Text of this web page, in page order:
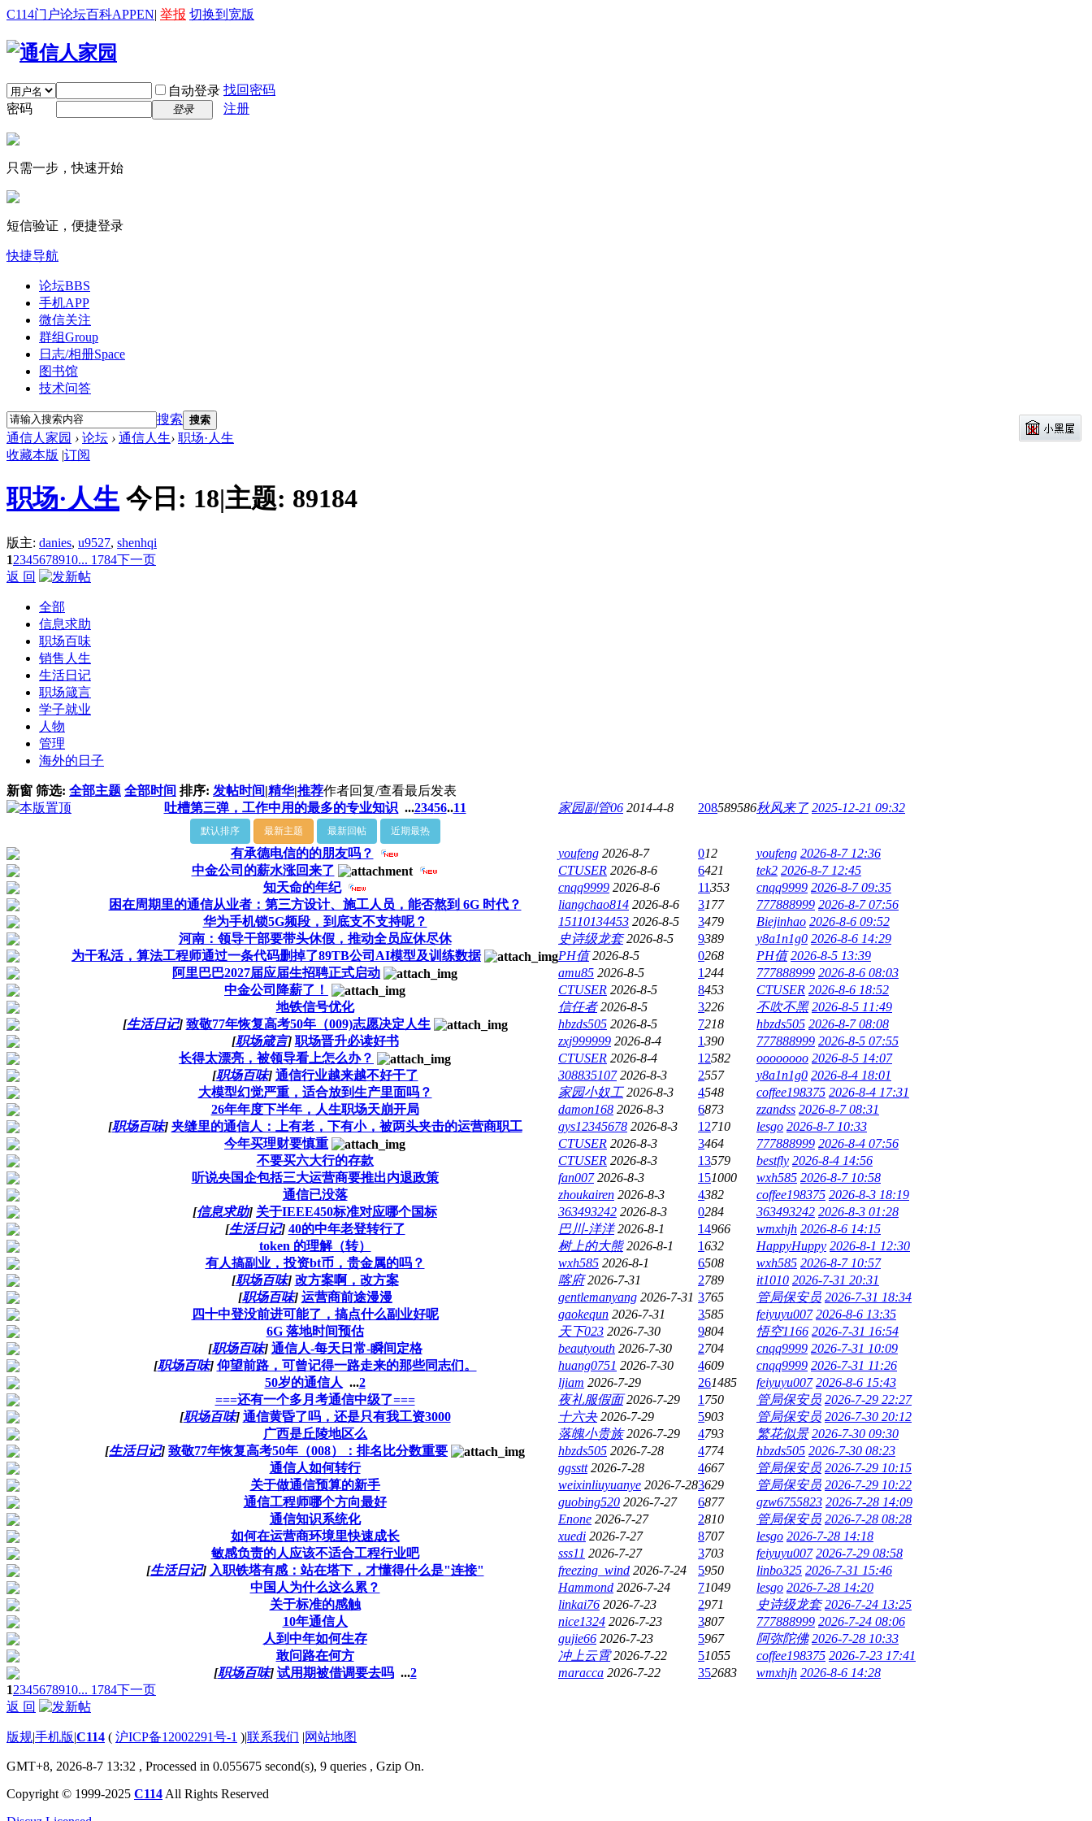
C114门户论坛百科APPEN| 举报 切换到宽版
自动登录 找回密码
密码
登录 注册
只需一步，快速开始
短信验证，便捷登录
快捷导航
论坛BBS
手机APP
微信关注
群组Group
日志/相册Space
图书馆
技术问答
搜索 搜索
通信人家园 › 论坛 › 通信人生› 职场·人生
收藏本版 |订阅
职场·人生 今日: 18|主题: 89184
版主: danies, u9527, shenhqi
12345678910... 1784下一页
返 回
全部
信息求助
职场百味
销售人生
生活日记
职场箴言
学子就业
人物
管理
海外的日子
新窗 筛选: 全部主题 全部时间 排序: 发帖时间|精华|推荐作者回复/查看最后发表
吐槽第三弹，工作中用的最多的专业知识 ...23456..11 家园副管06 2014-4-8 208589586秋风来了 2025-12-21 09:32
默认排序 最新主题 最新回帖 近期最热
有承德电信的的朋友吗？ youfeng 2026-8-7 012 youfeng 2026-8-7 12:36
中金公司的薪水涨回来了
CTUSER 2026-8-6 6421 tek2 2026-8-7 12:45
知天命的年纪
cnqq9999 2026-8-6 11353 cnqq9999 2026-8-7 09:35
困在周期里的通信从业者：第三方设计、施工人员，能否熬到 6G 时代？
liangchao814 2026-8-6 3177 777888999 2026-8-7 07:56
华为手机锁5G频段，到底支不支持呢？
15110134453 2026-8-5 3479 Biejinhao 2026-8-6 09:52
河南：领导干部要带头休假，推动全员应休尽休
史诗级龙套 2026-8-5 9389 y8a1n1g0 2026-8-6 14:29
为干私活，算法工程师通过一条代码删掉了89TB公司AI模型及训练数据
PH值 2026-8-5 0268 PH值 2026-8-5 13:39
阿里巴巴2027届应届生招聘正式启动
amu85 2026-8-5 1244 777888999 2026-8-6 08:03
中金公司降薪了！
CTUSER 2026-8-5 8453 CTUSER 2026-8-6 18:52
地铁信号优化
信任者 2026-8-5 3226 不吹不黑 2026-8-5 11:49
[生活日记] 致敬77年恢复高考50年（009)志愿决定人生 hbzds505 2026-8-5 7218 hbzds505 2026-8-7 08:08
[职场箴言] 职场晋升必读好书 zxj999999 2026-8-4 1390 777888999 2026-8-5 07:55
长得太漂亮，被领导看上怎么办？
CTUSER 2026-8-4 12582 oooooooo 2026-8-5 14:07
[职场百味] 通信行业越来越不好干了 308835107 2026-8-3 2557 y8a1n1g0 2026-8-4 18:01
大模型幻觉严重，适合放到生产里面吗？
家园小奴工 2026-8-3 4548 coffee198375 2026-8-4 17:31
26年年度下半年，人生职场天崩开局
damon168 2026-8-3 6873 zzandss 2026-8-7 08:31
[职场百味] 夹缝里的通信人：上有老，下有小，被两头夹击的运营商职工 gys12345678 2026-8-3 12710 lesgo 2026-8-7 10:33
今年买理财要慎重
CTUSER 2026-8-3 3464 777888999 2026-8-4 07:56
不要买六大行的存款
CTUSER 2026-8-3 13579 bestfly 2026-8-4 14:56
听说央国企包括三大运营商要推出内退政策
fan007 2026-8-3 151000 wxh585 2026-8-7 10:58
通信已没落
zhoukairen 2026-8-3 4382 coffee198375 2026-8-3 18:19
[信息求助] 关于IEEE450标准对应哪个国标 363493242 2026-8-3 0284 363493242 2026-8-3 01:28
[生活日记] 40的中年老登转行了 巴川-洋洋 2026-8-1 14966 wmxhjh 2026-8-6 14:15
token 的理解（转）
树上的大熊 2026-8-1 1632 HappyHuppy 2026-8-1 12:30
有人搞副业，投资bt币，贵金属的吗？
wxh585 2026-8-1 6508 wxh585 2026-8-7 10:57
[职场百味] 改方案啊，改方案 喀府 2026-7-31 2789 it1010 2026-7-31 20:31
[职场百味] 运营商前途漫漫 gentlemanyang 2026-7-31 3765 管局保安员 2026-7-31 18:34
四十中登没前进可能了，搞点什么副业好呢
gaokequn 2026-7-31 3585 feiyuyu007 2026-8-6 13:35
6G 落地时间预估
天下023 2026-7-30 9804 悟空1166 2026-7-31 16:54
[职场百味] 通信人-每天日常-瞬间定格 beautyouth 2026-7-30 2704 cnqq9999 2026-7-31 10:09
[职场百味] 仰望前路，可曾记得一路走来的那些同志们。 huang0751 2026-7-30 4609 cnqq9999 2026-7-31 11:26
50岁的通信人 ...2 ljiam 2026-7-29 261485 feiyuyu007 2026-8-6 15:43
===还有一个多月考通信中级了===
夜礼服假面 2026-7-29 1 750 管局保安员 2026-7-29 22:27
[职场百味] 通信黄昏了吗，还是只有我工资3000 十六夬 2026-7-29 5903 管局保安员 2026-7-30 20:12
广西是丘陵地区么
落魄小贵族 2026-7-29 4793 繁花似景 2026-7-30 09:30
[生活日记] 致敬77年恢复高考50年（008）：排名比分数重要 hbzds505 2026-7-28 4774 hbzds505 2026-7-30 08:23
通信人如何转行
ggsstt 2026-7-28 4667 管局保安员 2026-7-29 10:15
关于做通信预算的新手
weixinliuyuanye 2026-7-283629 管局保安员 2026-7-29 10:22
通信工程师哪个方向最好
guobing520 2026-7-27 6877 gzw6755823 2026-7-28 14:09
通信知识系统化
Enone 2026-7-27 2810 管局保安员 2026-7-28 08:28
如何在运营商环境里快速成长
xuedi 2026-7-27 8707 lesgo 2026-7-28 14:18
敏感负责的人应该不适合工程行业吧
sss11 2026-7-27 3703 feiyuyu007 2026-7-29 08:58
[生活日记] 入职铁塔有感：站在塔下，才懂得什么是"连接" freezing_wind 2026-7-24 5950 linbo325 2026-7-31 15:46
中国人为什么这么累？
Hammond 2026-7-24 71049 lesgo 2026-7-28 14:20
关于标准的感触
linkai76 2026-7-23 2971 史诗级龙套 2026-7-24 13:25
10年通信人
nice1324 2026-7-23 3807 777888999 2026-7-24 08:06
人到中年如何生存
gujie66 2026-7-23 5967 阿弥陀佛 2026-7-28 10:33
敢问路在何方
冲上云霄 2026-7-22 51055 coffee198375 2026-7-23 17:41
[职场百味] 试用期被借调要去吗 ...2 maracca 2026-7-22 352683 wmxhjh 2026-8-6 14:28
12345678910... 1784下一页
返 回
版规|手机版|C114 ( 沪ICP备12002291号-1 )|联系我们 |网站地图
GMT+8, 2026-8-7 13:32 , Processed in 0.055675 second(s), 9 queries , Gzip On.
Copyright © 1999-2025 C114 All Rights Reserved